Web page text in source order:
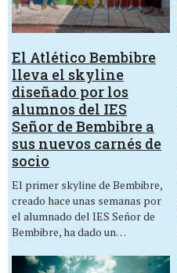
El Atlético Bembibre
lleva el skyline
diseñado por los
alumnos del IES
Señor de Bembibre a
sus nuevos carnés de
socio
El primer skyline de Bembibre,
creado hace unas semanas por
el alumnado del IES Señor de
Bembibre, ha dado un…